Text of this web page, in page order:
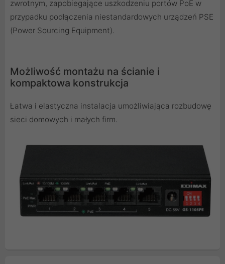
zwrotnym, zapobiegające uszkodzeniu portów PoE w
przypadku podłączenia niestandardowych urządzeń PSE
(Power Sourcing Equipment).
Możliwość montażu na ścianie i
kompaktowa konstrukcja
Łatwa i elastyczna instalacja umożliwiająca rozbudowę
sieci domowych i małych firm.